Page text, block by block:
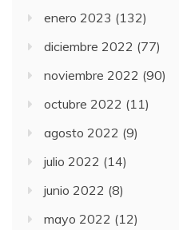
enero 2023 (132)
diciembre 2022 (77)
noviembre 2022 (90)
octubre 2022 (11)
agosto 2022 (9)
julio 2022 (14)
junio 2022 (8)
mayo 2022 (12)